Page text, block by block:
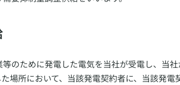
のために発電した電気を当社が受電し、当
場所において、当該発電契約者に、当該発